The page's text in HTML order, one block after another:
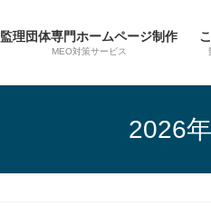
監理団体専門ホームページ制作
MEO対策サービス
2026